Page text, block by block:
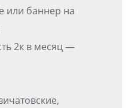
или баннер на
2к в месяц —